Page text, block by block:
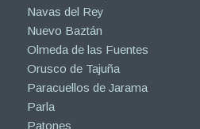
Navas del Rey
Nuevo Baztán
Olmeda de las Fuentes
Orusco de Tajuña
Paracuellos de Jarama
Parla
Patones